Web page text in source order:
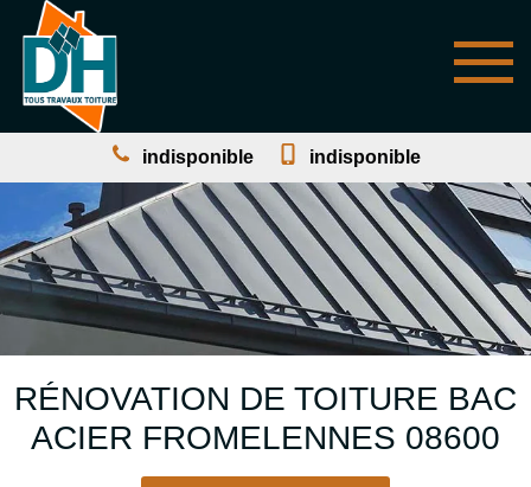
indisponible indisponible
RÉNOVATION DE TOITURE BAC
ACIER FROMELENNES 08600